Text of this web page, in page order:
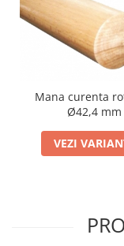
Mana curenta
Ø42,4 mm
VEZI